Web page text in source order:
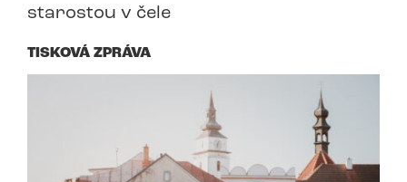
starostou v čele
TISKOVÁ ZPRÁVA